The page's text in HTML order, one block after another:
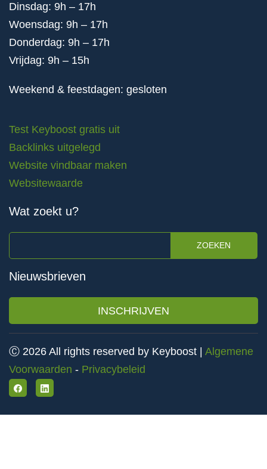
Dinsdag: 9h – 17h
Woensdag: 9h – 17h
Donderdag: 9h – 17h
Vrijdag: 9h – 15h
Weekend & feestdagen: gesloten
Test Keyboost gratis uit
Backlinks uitgelegd
Website vindbaar maken
Websitewaarde
Wat zoekt u?
ZOEKEN
Nieuwsbrieven
INSCHRIJVEN
Ⓒ 2026 All rights reserved by Keyboost | Algemene
Voorwaarden - Privacybeleid